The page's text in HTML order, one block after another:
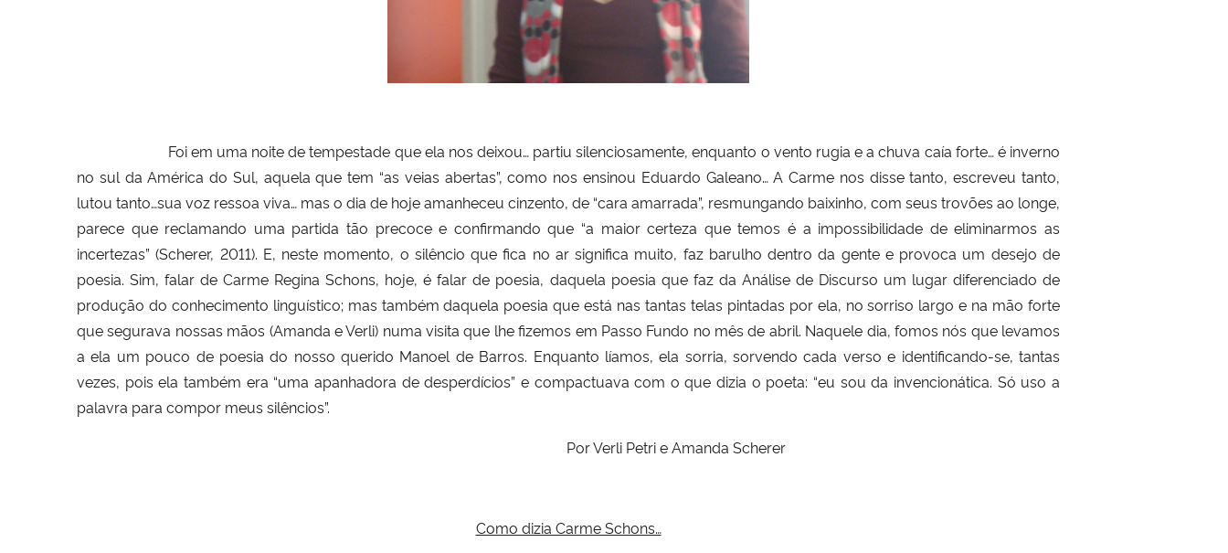
Foi em uma noite de tempestade que ela nos deixou… partiu silenciosamente, enquanto o vento rugia e a chuva caía forte… é inverno
no sul da América do Sul, aquela que tem “as veias abertas”, como nos ensinou Eduardo Galeano… A Carme nos disse tanto, escreveu tanto,
lutou tanto…sua voz ressoa viva… mas o dia de hoje amanheceu cinzento, de “cara amarrada”, resmungando baixinho, com seus trovões ao longe,
parece que reclamando uma partida tão precoce e confirmando que “a maior certeza que temos é a impossibilidade de eliminarmos as
incertezas” (Scherer, 2011). E, neste momento, o silêncio que fica no ar significa muito, faz barulho dentro da gente e provoca um desejo de
poesia. Sim, falar de Carme Regina Schons, hoje, é falar de poesia, daquela poesia que faz da Análise de Discurso um lugar diferenciado de
produção do conhecimento linguístico; mas também daquela poesia que está nas tantas telas pintadas por ela, no sorriso largo e na mão forte
que segurava nossas mãos (Amanda e Verli) numa visita que lhe fizemos em Passo Fundo no mês de abril. Naquele dia, fomos nós que levamos
a ela um pouco de poesia do nosso querido Manoel de Barros. Enquanto líamos, ela sorria, sorvendo cada verso e identificando-se, tantas
vezes, pois ela também era “uma apanhadora de desperdícios” e compactuava com o que dizia o poeta: “eu sou da invencionática. Só uso a
palavra para compor meus silêncios”.
Por Verli Petri e Amanda Scherer
Como dizia Carme Schons…